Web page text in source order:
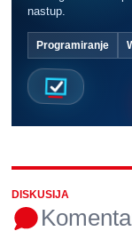
nastup.
Programiranje
DISKUSIJA